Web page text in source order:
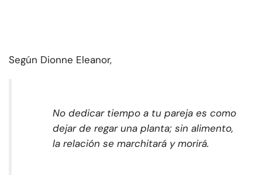
Según Dionne Eleanor,
No dedicar tiempo a tu pareja es como
dejar de regar una planta; sin alimento,
la relación se marchitará y morirá.